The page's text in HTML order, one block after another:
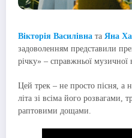
Вікторія Василівна та Яна
задоволенням представили
річку» – справжньої музичної
Цей трек – не просто пісня, а
літа зі всіма його розвагами,
раптовими дощами.